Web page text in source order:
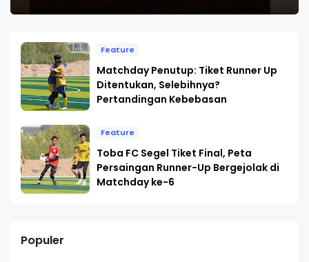
Feature
Matchday Penutup: Tiket Runner Up
Ditentukan, Selebihnya?
Pertandingan Kebebasan
Feature
Toba FC Segel Tiket Final, Peta
Persaingan Runner-Up Bergejolak di
Matchday ke-6
Populer